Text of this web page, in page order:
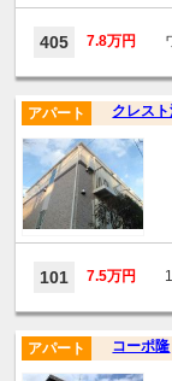
405 7.8万円
クレス
アパート
101 7.5万円
コーポ隆
アパート